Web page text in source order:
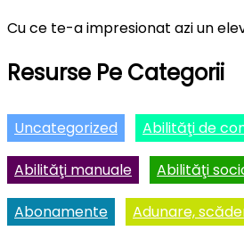
Cu ce te-a impresionat azi un
Resurse Pe Categorii
Uncategorized Abilităţi de
Abilităţi manuale Abilităţi
Abonamente Adunare,